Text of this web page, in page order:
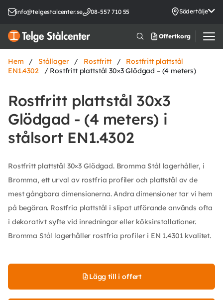
info@telgestalcenter.se 08-557 710 55 Södertälje
Offertkorg
Hem / Stållager / Rostfritt /
Rostfritt plattstål
EN1.4302
/ Rostfritt plattstål 30×3 Glödgad – (4 meters)
Rostfritt plattstål 30x3
Glödgad - (4 meters) i
stålsort EN1.4302
Rostfritt plattstål 30×3 Glödgad. Bromma Stål lagerhåller, i
Bromma, ett urval av rostfria profiler och plattstål av de
mest gångbara dimensionerna. Andra dimensioner tar vi hem
på begäran. Rostfria plattstål i slipat utförande används ofta
i dekorativt syfte vid inredningar eller köksinstallationer.
Bromma Stål lagerhåller rostfria profiler i EN 1.4301 kvalitet.
Lägg till i offert